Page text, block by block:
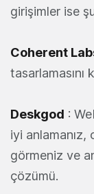
girişimler ise
Coherent
Deskgod :
iyi anlamanız,
görmeniz ve
çözümü.